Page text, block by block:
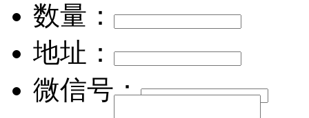
数量：
地址：
微信号：